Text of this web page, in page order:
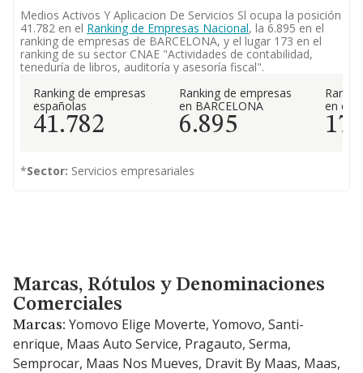
Medios Activos Y Aplicacion De Servicios Sl ocupa la posición
41.782 en el Ranking de Empresas Nacional, la 6.895 en el
ranking de empresas de BARCELONA, y el lugar 173 en el
ranking de su sector CNAE "Actividades de contabilidad,
teneduría de libros, auditoría y asesoría fiscal".
Ranking de empresas
españolas
41.782
Ranking de empresas
en BARCELONA
6.895
en el
173
*Sector: Servicios empresariales
Marcas, Rótulos y Denominaciones Comerciales
Marcas, Rótulos y Denominaciones
Comerciales
Marcas: Yomovo Elige Moverte, Yomovo, Santi-
enrique, Maas Auto Service, Pragauto, Serma,
Semprocar, Maas Nos Mueves, Dravit By Maas, Maas,